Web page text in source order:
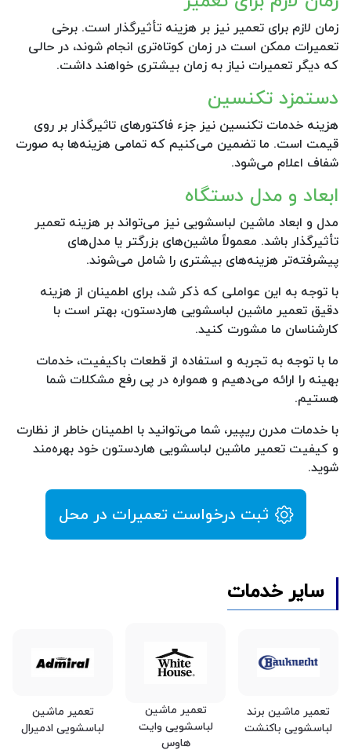
زمان لازم برای تعمیر نیز بر هزینه تأثیرگذار است. برخی
تعمیرات ممکن است در زمان کوتاه‌تری انجام شوند، در حالی
که دیگر تعمیرات نیاز به زمان بیشتری خواهند داشت.
دستمزد تکنسین
هزینه خدمات تکنسین نیز جزء فاکتورهای تاثیرگذار بر روی
قیمت است. ما تضمین می‌کنیم که تمامی هزینه‌ها به صورت
شفاف اعلام می‌شود.
ابعاد و مدل دستگاه
مدل و ابعاد ماشین لباسشویی نیز می‌تواند بر هزینه تعمیر
تأثیرگذار باشد. معمولاً ماشین‌های بزرگتر یا مدل‌های
پیشرفته‌تر هزینه‌های بیشتری را شامل می‌شوند.
با توجه به این عواملی که ذکر شد، برای اطمینان از هزینه
دقیق تعمیر ماشین لباسشویی هاردستون، بهتر است با
کارشناسان ما مشورت کنید.
ما با توجه به تجربه و استفاده از قطعات باکیفیت، خدمات
بهینه را ارائه می‌دهیم و همواره در پی رفع مشکلات شما
هستیم.
با خدمات مدرن ریپیر، شما می‌توانید با اطمینان خاطر از نظارت
و کیفیت تعمیر ماشین لباسشویی هاردستون خود بهره‌مند
شوید.
ثبت درخواست تعمیرات در محل
سایر خدمات
تعمیر ماشین برند
لباسشویی باکنشت
تعمیر ماشین
لباسشویی وایت
هاوس
تعمیر ماشین
لباسشویی ادمیرال